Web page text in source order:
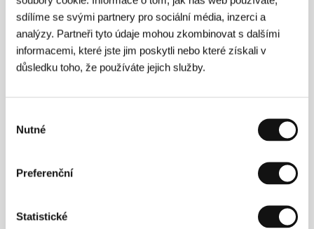
sdílíme se svými partnery pro sociální média, inzerci a
analýzy. Partneři tyto údaje mohou zkombinovat s dalšími
informacemi, které jste jim poskytli nebo které získali v
důsledku toho, že používáte jejich služby.
souhlasu
Nutné
Preferenční
Statistické
Donbas
(Donbass)
Režie: Sergei Loznitsa / Německo, Ukrajina, Francie,
Nizozemsko, Rumunsko, 2018, 121 min
Jiný pohled
(Dovlatov)
Sekce:Horizonty
Do noci
(To the Night)